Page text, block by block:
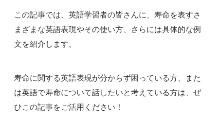
この記事では、英語学習者の皆さんに、寿命を表すさ
まざまな英語表現やその使い方、さらには具体的な例
文を紹介します。
寿命に関する英語表現が分からず困っている方、また
は英語で寿命について話したいと考えている方は、ぜ
ひこの記事をご活用ください！